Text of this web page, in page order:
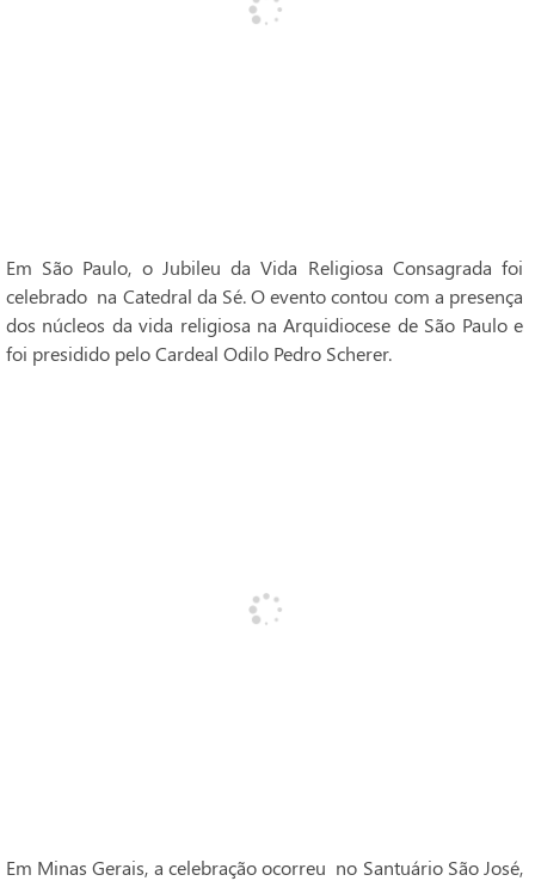
Em São Paulo, o Jubileu da Vida Religiosa Consagrada foi
celebrado na Catedral da Sé. O evento contou com a presença
dos núcleos da vida religiosa na Arquidiocese de São Paulo e
foi presidido pelo Cardeal Odilo Pedro Scherer.
Em Minas Gerais, a celebração ocorreu no Santuário São José,